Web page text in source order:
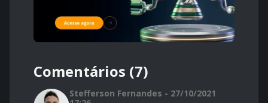
Comentários (7)
Stefferson Fernandes - 27/10/2021